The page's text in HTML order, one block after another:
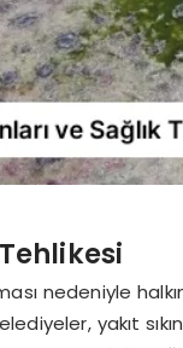
nedeniyle
yakıt